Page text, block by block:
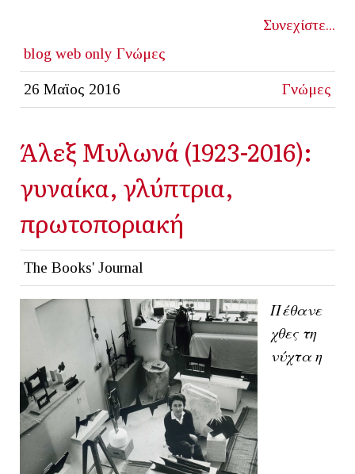
Συνεχίστε...
blog web only Γνώμες
26 Μαϊος 2016 Γνώμες
Άλεξ Μυλωνά (1923-2016):
γυναίκα, γλύπτρια,
πρωτοποριακή
The Books' Journal
Πέθανε
χθες τη
νύχτα η